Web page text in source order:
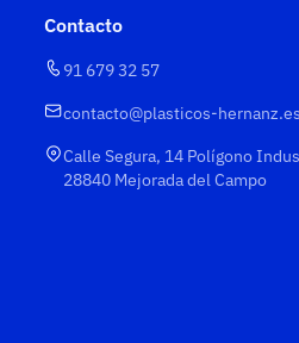
Contacto
91 679 32 57
contacto@plasticos-hernanz.es
Calle Segura, 14 Polígono
28840 Mejorada del Campo